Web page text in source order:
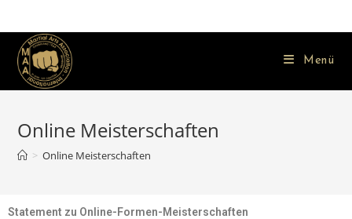
Menü
Online Meisterschaften
> Online Meisterschaften
Statement zu Online-Formen-Meisterschaften